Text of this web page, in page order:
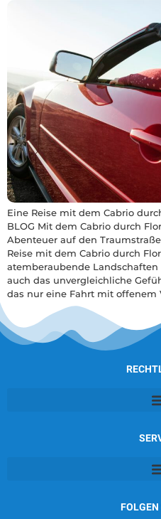
Eine Reise mit dem Cabrio
BLOG Mit dem Cabrio durch
Abenteuer auf den
Reise mit dem Cabrio durch
atemberaubende
auch das unvergleichliche
das nur eine Fahrt mit offenem
FOLGEN